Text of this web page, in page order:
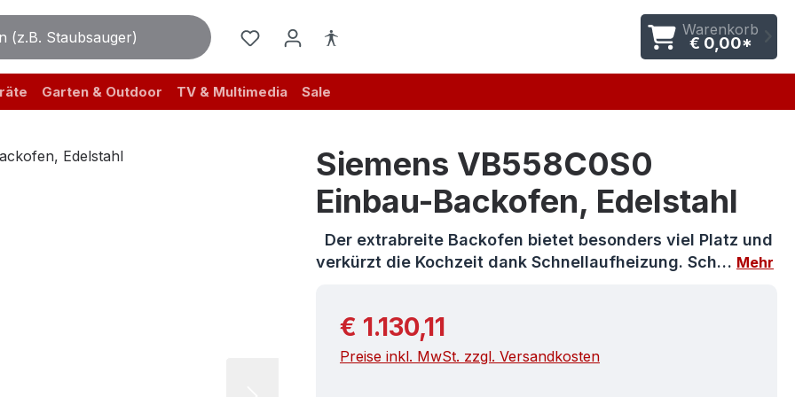
Warenkorb
€ 0,00*
Garten & Outdoor TV & Multimedia Sale
Siemens VB558C0S0
Einbau-Backofen, Edelstahl
Der extrabreite Backofen bietet besonders viel Platz und
verkürzt die Kochzeit dank Schnellaufheizung. Sch… Mehr
Regulärer Preis:
€ 1.130,11
Preise inkl. MwSt. zzgl. Versandkosten